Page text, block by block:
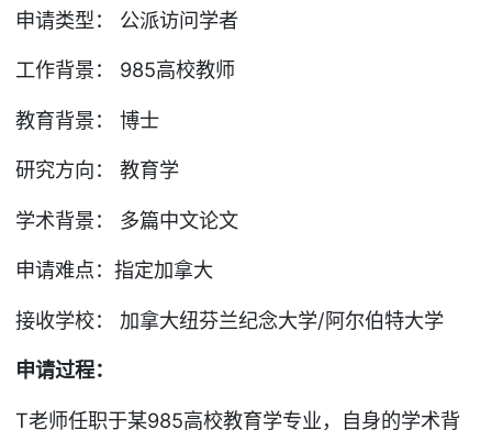
申请类型： 公派访问学者
工作背景： 985高校教师
教育背景： 博士
研究方向： 教育学
学术背景： 多篇中文论文
申请难点：指定加拿大
接收学校： 加拿大纽芬兰纪念大学/阿尔伯特大学
申请过程：
T老师任职于某985高校教育学专业，自身的学术背